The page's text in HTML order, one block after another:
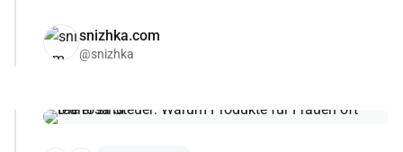
snizhka.com
@snizhka